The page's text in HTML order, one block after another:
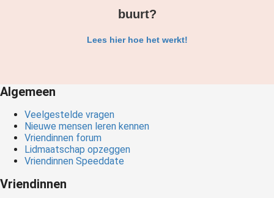
buurt?
Lees hier hoe het werkt!
Algemeen
Veelgestelde vragen
Nieuwe mensen leren kennen
Vriendinnen forum
Lidmaatschap opzeggen
Vriendinnen Speeddate
Vriendinnen